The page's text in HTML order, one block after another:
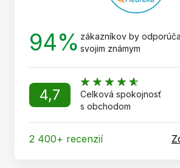
94% zákazníkov by
svojim známym
4,7
Celková spokojnosť
s obchodom
2 400+ recenzií